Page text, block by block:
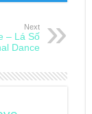
Next
– Lá Số
Dance